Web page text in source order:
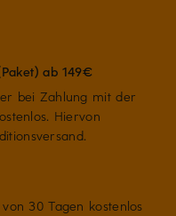
ab 149€
bei Zahlung mit der
Hiervon
30 Tagen kostenlos